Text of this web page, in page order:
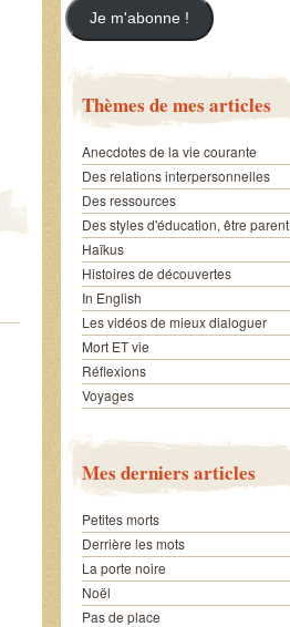
Je m'abonne !
Thèmes de mes articles
Anecdotes de la vie courante
Des relations interpersonnelles
Des ressources
Des styles d'éducation, être parent
Haïkus
Histoires de découvertes
In English
Les vidéos de mieux dialoguer
Mort ET vie
Réflexions
Voyages
Mes derniers articles
Petites morts
Derrière les mots
La porte noire
Noël
Pas de place